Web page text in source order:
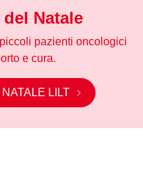
Natale
pazienti oncologici
e cura.
LILT